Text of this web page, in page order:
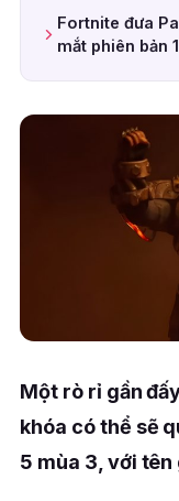
Fortnite đưa
mắt phiên bản
Một rò rỉ gần
khóa có thể sẽ
5 mùa 3, với